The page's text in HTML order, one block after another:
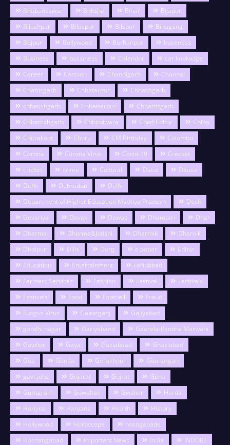
Bhubaneswar
Bidisha Bihar
Bijapur
Bilashpur
Bilaspur Bilspur
Binagang
Bojpur
Bollywood Burhanpur
buseness
Business
bussiness Calendor
car knolwdge
Career
Cartoon Chandigarh
Channai
Chattisgarh
Chhatarpur
Chhatisgarh
chhatishgarh
Chhattarpur
Chhattisgarh
Chhattishgarh
Chhindwara Chief Editor
China
Chitrakoot
Churu CM Birthday
Colombo
Corona
Corona Virus Covid-19
Crecket
cricket
crime Cultural Datia
Dausa
Dehli
Dehradun
Delhi
Department of Higher Education Madhya Pradesh
Desh
Devariya
Devas Dewas Dhamtari
Dhar
Dharma
Dharma&Jotishi Dharmik
Dharnik
Dholpur
Dilhi Durg e paper
Editor
Education
Entertainment
Faridabad
Farmers Services
Fashion Festival
Festivals
Festivels
Food Football
Fraud
Fungus Virus
Gairatganj
Gajiyabad
gandhi nagar
Gariyaband
Gaurela-Pendra-Marwahi
Gawlior
Gaya Gaziabaad
Ghaziabad
Goa
Gonda Gorakhpur
Gouhargan
govt.jobs
Gujarat Gujrat
Guna
Gurugram
Guwahati Gwalior
Harda
Hariyna
Haryana Health
History
Hollywood
Horoscope
hosagabade
Hoshangabad
Important News India
INDORE